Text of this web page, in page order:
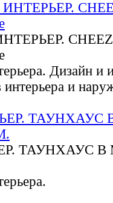
CHEEZ,
Дизайн и
и
ТАУНХАУС В